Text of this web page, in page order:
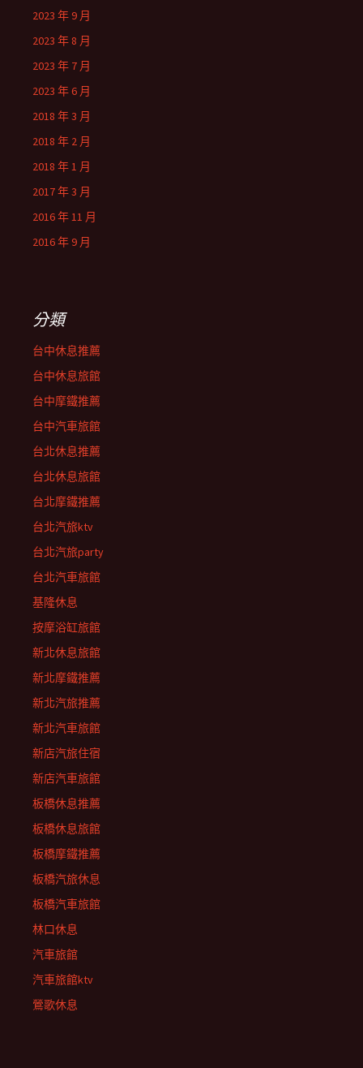
2023 年 9 月
2023 年 8 月
2023 年 7 月
2023 年 6 月
2018 年 3 月
2018 年 2 月
2018 年 1 月
2017 年 3 月
2016 年 11 月
2016 年 9 月
分類
台中休息推薦
台中休息旅館
台中摩鐵推薦
台中汽車旅館
台北休息推薦
台北休息旅館
台北摩鐵推薦
台北汽旅ktv
台北汽旅party
台北汽車旅館
基隆休息
按摩浴缸旅館
新北休息旅館
新北摩鐵推薦
新北汽旅推薦
新北汽車旅館
新店汽旅住宿
新店汽車旅館
板橋休息推薦
板橋休息旅館
板橋摩鐵推薦
板橋汽旅休息
板橋汽車旅館
林口休息
汽車旅館
汽車旅館ktv
鶯歌休息